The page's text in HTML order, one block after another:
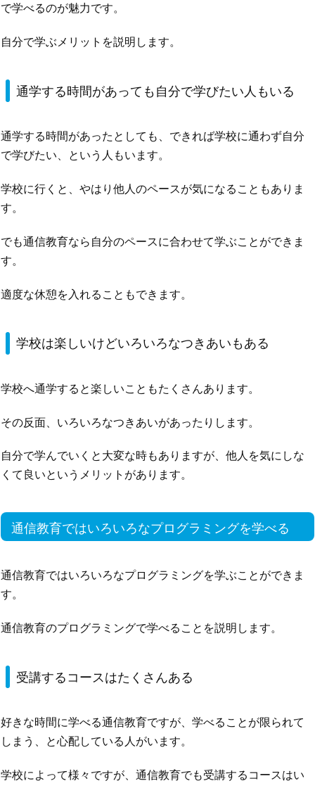
で学べるのが魅力です。
自分で学ぶメリットを説明します。
通学する時間があっても自分で学びたい人もいる
通学する時間があったとしても、できれば学校に通わず自分
で学びたい、という人もいます。
学校に行くと、やはり他人のペースが気になることもありま
す。
でも通信教育なら自分のペースに合わせて学ぶことができま
す。
適度な休憩を入れることもできます。
学校は楽しいけどいろいろなつきあいもある
学校へ通学すると楽しいこともたくさんあります。
その反面、いろいろなつきあいがあったりします。
自分で学んでいくと大変な時もありますが、他人を気にしな
くて良いというメリットがあります。
通信教育ではいろいろなプログラミングを学べる
通信教育ではいろいろなプログラミングを学ぶことができま
す。
通信教育のプログラミングで学べることを説明します。
受講するコースはたくさんある
好きな時間に学べる通信教育ですが、学べることが限られて
しまう、と心配している人がいます。
学校によって様々ですが、通信教育でも受講するコースはい